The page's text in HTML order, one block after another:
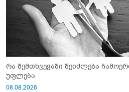
რა შემთხვევაში შეიძლება
უფლება
08.08.2026